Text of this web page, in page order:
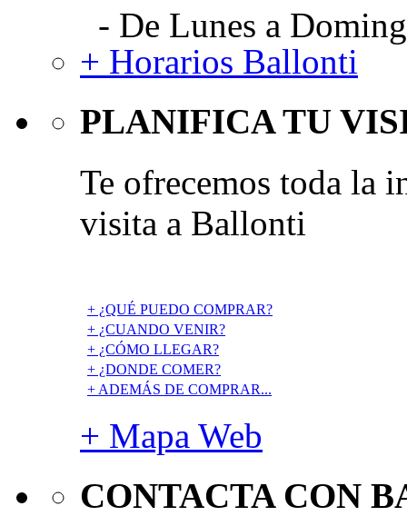
- De Lunes a
+ Horarios Ballonti
PLANIFICA TU
Te ofrecemos toda la
visita a Ballonti
+ ¿QUÉ PUEDO COMPRAR?
+ ¿CUANDO VENIR?
+ ¿CÓMO LLEGAR?
+ ¿DONDE COMER?
+ ADEMÁS DE COMPRAR...
+ Mapa Web
CONTACTA CON